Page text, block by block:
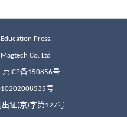
Press.
Co. Ltd
京ICP备150856号
号
证(京)字第127号